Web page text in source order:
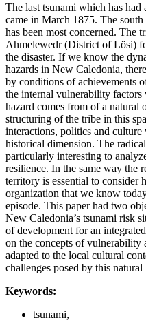
The last tsunami which has
came in March 1875. The
has been most concerned. The
Ahmelewedr (District of Lösi)
the disaster. If we know the
hazards in New Caledonia,
by conditions of achievements
the internal vulnerability
hazard comes from of a natural
structuring of the tribe in this
interactions, politics and
historical dimension. The
particularly interesting to
resilience. In the same way the
territory is essential to consider
organization that we know
episode. This paper had two
New Caledonia’s tsunami risk
of development for an
on the concepts of vulnerability
adapted to the local cultural
challenges posed by this natural
Keywords:
tsunami,